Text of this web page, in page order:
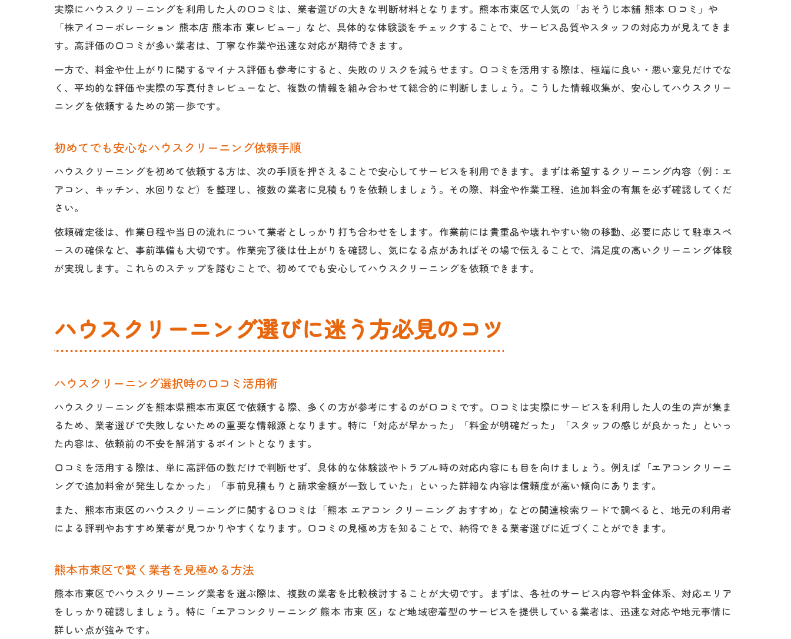
口コミから学ぶ失敗しないハウスクリーニング選び
評判を見極めてハウスクリーニング業者を決定
実際にハウスクリーニングを利用した人の口コミは、業者選びの大きな判断材料となります。熊本市東区で人気の「おそうじ本舗 熊本 口コミ」や
「株アイコーポレーション 熊本店 熊本市 東レビュー」など、具体的な体験談をチェックすることで、サービス品質やスタッフの対応力が見えてきま
す。高評価の口コミが多い業者は、丁寧な作業や迅速な対応が期待できます。
一方で、料金や仕上がりに関するマイナス評価も参考にすると、失敗のリスクを減らせます。口コミを活用する際は、極端に良い・悪い意見だけでな
く、平均的な評価や実際の写真付きレビューなど、複数の情報を組み合わせて総合的に判断しましょう。こうした情報収集が、安心してハウスクリー
ニングを依頼するための第一歩です。
初めてでも安心なハウスクリーニング依頼手順
ハウスクリーニングを初めて依頼する方は、次の手順を押さえることで安心してサービスを利用できます。まずは希望するクリーニング内容（例：エ
アコン、キッチン、水回りなど）を整理し、複数の業者に見積もりを依頼しましょう。その際、料金や作業工程、追加料金の有無を必ず確認してくだ
さい。
依頼確定後は、作業日程や当日の流れについて業者としっかり打ち合わせをします。作業前には貴重品や壊れやすい物の移動、必要に応じて駐車スペ
ースの確保など、事前準備も大切です。作業完了後は仕上がりを確認し、気になる点があればその場で伝えることで、満足度の高いクリーニング体験
が実現します。これらのステップを踏むことで、初めてでも安心してハウスクリーニングを依頼できます。
ハウスクリーニング選びに迷う方必見のコツ
ハウスクリーニング選択時の口コミ活用術
ハウスクリーニングを熊本県熊本市東区で依頼する際、多くの方が参考にするのが口コミです。口コミは実際にサービスを利用した人の生の声が集ま
るため、業者選びで失敗しないための重要な情報源となります。特に「対応が早かった」「料金が明確だった」「スタッフの感じが良かった」といっ
た内容は、依頼前の不安を解消するポイントとなります。
口コミを活用する際は、単に高評価の数だけで判断せず、具体的な体験談やトラブル時の対応内容にも目を向けましょう。例えば「エアコンクリーニ
ングで追加料金が発生しなかった」「事前見積もりと請求金額が一致していた」といった詳細な内容は信頼度が高い傾向にあります。
また、熊本市東区のハウスクリーニングに関する口コミは「熊本 エアコン クリーニング おすすめ」などの関連検索ワードで調べると、地元の利用者
による評判やおすすめ業者が見つかりやすくなります。口コミの見極め方を知ることで、納得できる業者選びに近づくことができます。
熊本市東区で賢く業者を見極める方法
熊本市東区でハウスクリーニング業者を選ぶ際は、複数の業者を比較検討することが大切です。まずは、各社のサービス内容や料金体系、対応エリア
をしっかり確認しましょう。特に「エアコンクリーニング 熊本 市東 区」など地域密着型のサービスを提供している業者は、迅速な対応や地元事情に
詳しい点が強みです。
お問い合わせはこちら
お問い合わせはこちら